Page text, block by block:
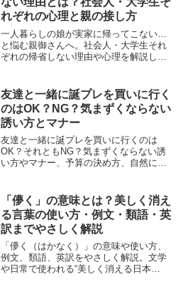
れぞれの心理と親の接し方
一人暮らしの娘が実家に帰ってこない…
と悩む親御さんへ。社会人・大学生それ
ぞれの帰省しない理由や心理を解説し、
ントに。
友達と一緒に誕プレを買いに行く
のはOK？NG？気まずくならない
誘い方とマナー
友達と一緒に誕プレを買いに行くのは
OK？それともNG？気まずくならない誘
い方やマナー、予算の決め方、自然に楽
「儚く」の意味とは？美しく消え
る言葉の使い方・例文・類語・英
訳までやさしく解説
「儚く（はかなく）」の意味や使い方、
例文、類語、英訳をやさしく解説。文学
や日常で使われる“美しく消える日本